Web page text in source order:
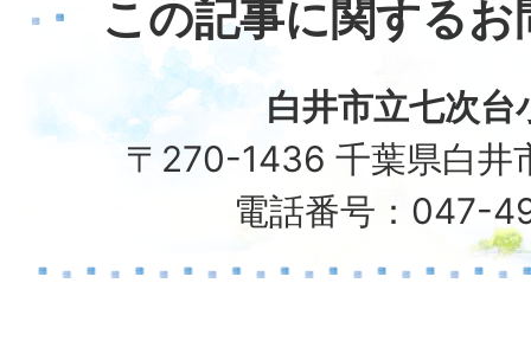
この記事に関する
白井市立七次台
〒270-1436 千葉県白井
電話番号：047-